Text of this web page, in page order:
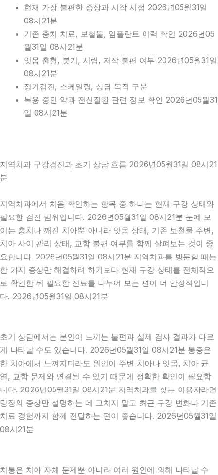
현재 가장 불편한 증상과 시작 시점 2026년05월31일
08시21분
기존 충치 치료, 보철물, 임플란트 이력 확인 2026년05
월31일 08시21분
잇몸 출혈, 붓기, 시림, 저작 불편 여부 2026년05월31일
08시21분
정기검진, 스케일링, 상담 목적 구분
복용 중인 약과 전신질환 관련 정보 확인 2026년05월31
일 08시21분
지역치과 구강검진과 초기 상담 흐름 2026년05월31일 08시21
분
지역치과에서 처음 확인하는 항목 중 하나는 현재 구강 상태와
필요한 검진 범위입니다. 2026년05월31일 08시21분 눈에 보
이는 충치나 깨진 치아뿐 아니라 잇몸 상태, 기존 보철물 주변,
치아 사이 관리 상태, 교합 불편 여부를 함께 살펴보는 것이 중
요합니다. 2026년05월31일 08시21분 지역치과를 방문할 때는
한 가지 증상만 해결하려 하기보다 현재 구강 상태를 전체적으
로 확인한 뒤 필요한 진료를 나누어 보는 편이 더 안정적입니
다. 2026년05월31일 08시21분
초기 상담에서는 본인이 느끼는 불편과 실제 검사 결과가 다르
게 나타날 수도 있습니다. 2026년05월31일 08시21분 통증은
한 치아에서 느껴지더라도 원인이 주변 치아나 잇몸, 치아 균
열, 교합 문제와 연결될 수 있기 때문에 정확한 확인이 필요합
니다. 2026년05월31일 08시21분 지역치과를 찾는 이용자라면
당장의 증상만 설명하는 데 그치지 말고 최근 구강 변화나 기존
치료 경험까지 함께 전달하는 편이 좋습니다. 2026년05월31일
08시21분
치통은 치아 자체 문제뿐 아니라 여러 원인에 의해 나타날 수